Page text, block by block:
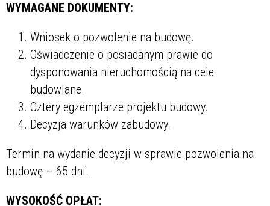
WYMAGANE DOKUMENTY:
Wniosek o pozwolenie na budowę.
Oświadczenie o posiadanym prawie do
dysponowania nieruchomością na cele
budowlane.
Cztery egzemplarze projektu budowy.
Decyzja warunków zabudowy.
Termin na wydanie decyzji w sprawie pozwolenia na
budowę – 65 dni.
WYSOKOŚĆ OPŁAT: